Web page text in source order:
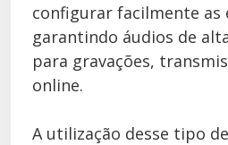
configurar facilmente as
garantindo áudios de
para gravações,
online.
A utilização desse tipo